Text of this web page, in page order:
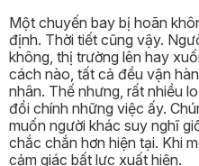
Một chuyến bay bị hoãn
định. Thời tiết cũng vậy.
không, thị trường lên hay
cách nào, tất cả đều vận
nhân. Thế nhưng, rất nhiều
đổi chính những việc ấy.
muốn người khác suy nghĩ
chắc chắn hơn hiện tại. Khi
cảm giác bất lực xuất hiện.